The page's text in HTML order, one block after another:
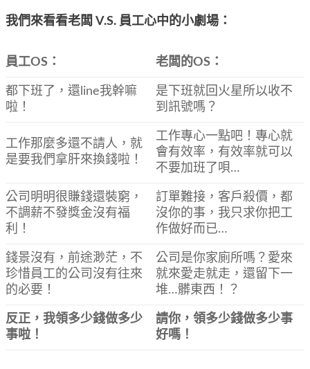
我們來看看老闆 V.S. 員工心中的小劇場：
員工OS： 老闆的OS：
都下班了，還line我幹嘛
啦！
是下班就回火星所以收不
到訊號嗎？
工作那麼多還不請人，就
是要我們拿肝來換錢啦！
工作專心一點吧！專心就
會有效率，有效率就可以
不要加班了唄…
公司明明很賺錢還裝窮，
不調薪不發獎金沒有福
利！
訂單難接，客戶殺價，都
沒你的事，我只求你把工
作做好而已…
錢景沒有，前途渺茫，不
珍惜員工的公司沒有往來
的必要！
公司是你家廁所嗎？愛來
就來愛走就走，還留下一
堆…髒東西！？
反正，我領多少錢做多少
事啦！
請你，領多少錢做多少事
好嗎！